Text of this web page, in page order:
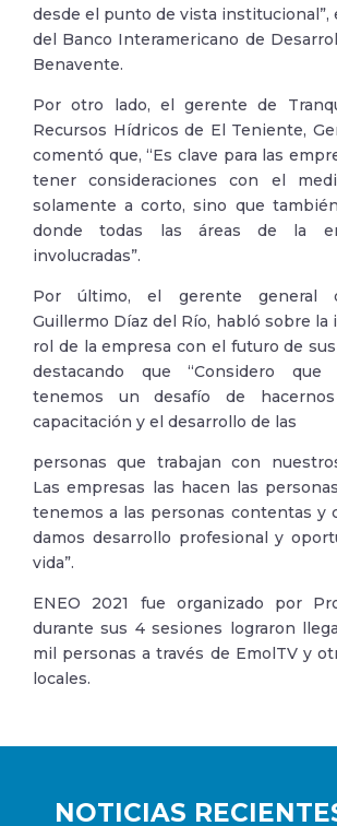
NOTICIAS
desde el punto de vista institucional”,
del Banco Interamericano de
Benavente.
Por otro lado, el gerente de
Recursos Hídricos de El Teniente,
comentó que, “Es clave para las
tener consideraciones con el
solamente a corto, sino que
donde todas las áreas de la
involucradas”.
Por último, el gerente general
Guillermo Díaz del Río, habló sobre la
rol de la empresa con el futuro de
destacando que “Considero que
tenemos un desafío de
capacitación y el desarrollo de las
personas que trabajan con
Las empresas las hacen las
tenemos a las personas contentas y
damos desarrollo profesional y
vida”.
ENEO 2021 fue organizado por
durante sus 4 sesiones lograron
mil personas a través de EmolTV y
locales.